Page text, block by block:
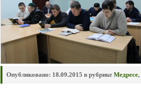
Опубликовано: 18.09.2015 в рубрике Медресе,